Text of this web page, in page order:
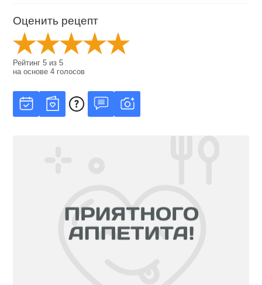
Оценить рецепт
Рейтинг5 из5
на основе4 голосов